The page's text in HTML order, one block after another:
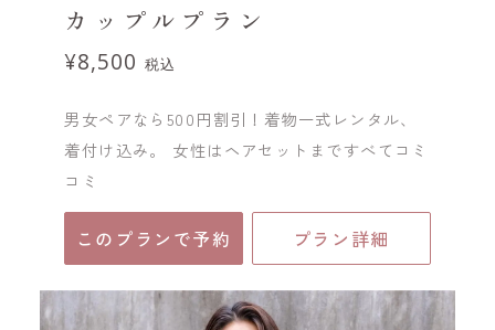
カップルプラン
¥8,500 税込
男女ペアなら500円割引！着物一式レンタル、
着付け込み。 女性はヘアセットまですべてコミ
コミ
このプランで予約 プラン詳細